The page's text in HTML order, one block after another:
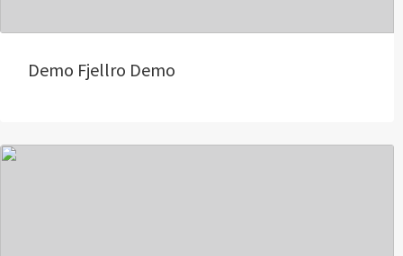
Demo Fjellro Demo